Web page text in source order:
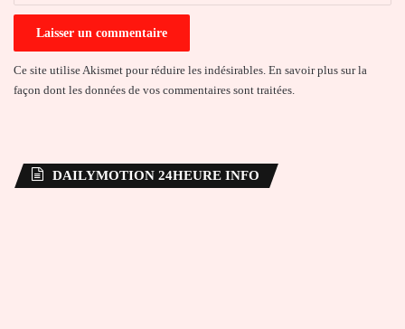
Ce site utilise Akismet pour réduire les indésirables. En savoir plus sur la
façon dont les données de vos commentaires sont traitées.
DAILYMOTION 24HEURE INFO